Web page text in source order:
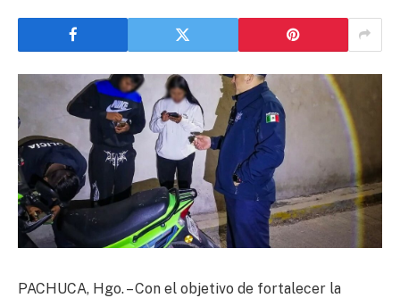
PACHUCA, Hgo. – Con el objetivo de fortalecer la